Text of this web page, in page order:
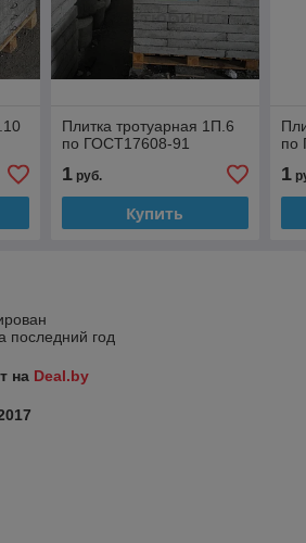
Плитка тротуарная 1П.6
по ГОСТ17608-91
1руб.
Купить
по
1
последний год
на Deal.by